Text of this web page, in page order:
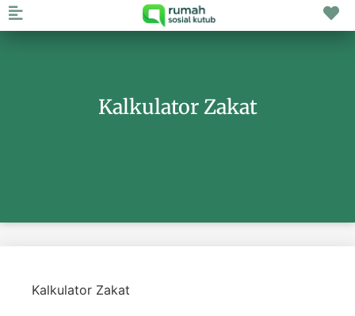
Kalkulator Zakat
Kalkulator Zakat